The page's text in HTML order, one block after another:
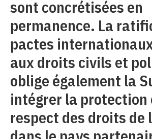
sont concrétisées en
permanence. La
pactes
aux droits civils et
oblige également la
intégrer la protection
respect des droits de